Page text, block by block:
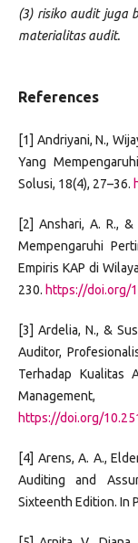
(3) risiko audit juga
materialitas audit.
References
[1] Andriyani, N.,
Yang
Solusi, 18(4), 27–36.
[2] Anshari, A. R., &
Mempengaruhi
Empiris KAP di
230. https://doi.org/
[3] Ardelia, N., &
Auditor,
Terhadap Kualitas
https://doi.org/
[4] Arens, A. A.,
Auditing and
Sixteenth Edition. In